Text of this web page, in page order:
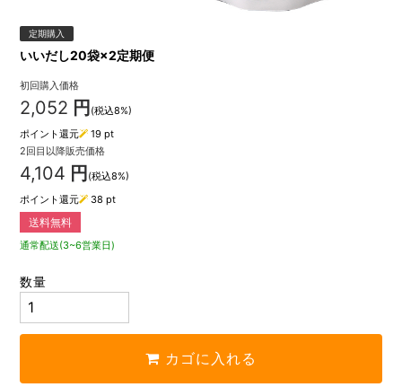
定期購入
いいだし20袋×2定期便
初回購入価格
2,052 円 (税込8%)
ポイント還元
19pt
2回目以降販売価格
4,104 円 (税込8%)
ポイント還元
38pt
送料無料
通常配送(3~6営業日)
数量
カゴに入れる